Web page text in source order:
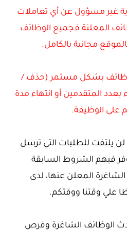
غير مسؤول عن أي تعاملات
المعلنة فجميع الوظائف
مجانية بالكامل.
بشكل مستمر (حذف /
المتقدمين أو انتهاء مدة
على الوظيفة.
لن يلتفت للطلبات التي ترسل
فيهم الشروط السابقة
المعلن عنها، لدى
علي وقتنا ووقتكم.
الوظائف الشاغرة وفرص